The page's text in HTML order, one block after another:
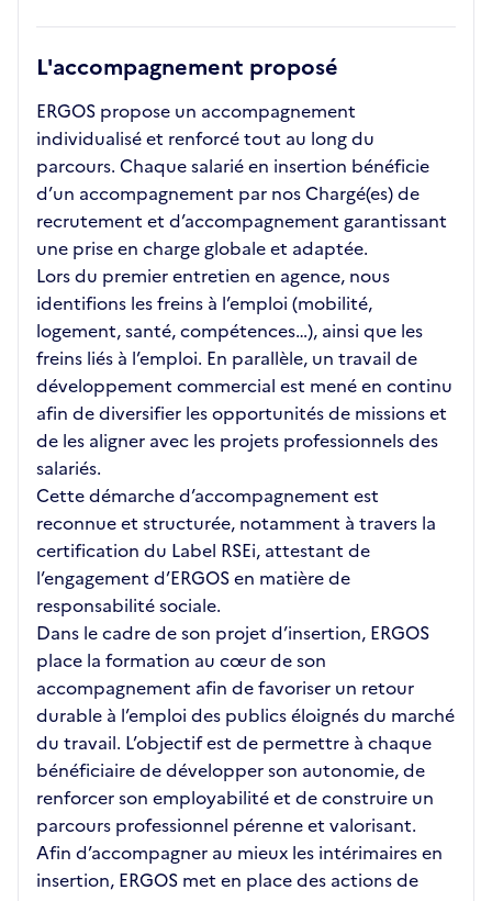
L'accompagnement proposé
ERGOS propose un accompagnement
individualisé et renforcé tout au long du
parcours. Chaque salarié en insertion bénéficie
d’un accompagnement par nos Chargé(es) de
recrutement et d’accompagnement garantissant
une prise en charge globale et adaptée.
Lors du premier entretien en agence, nous
identifions les freins à l’emploi (mobilité,
logement, santé, compétences…), ainsi que les
freins liés à l’emploi. En parallèle, un travail de
développement commercial est mené en continu
afin de diversifier les opportunités de missions et
de les aligner avec les projets professionnels des
salariés.
Cette démarche d’accompagnement est
reconnue et structurée, notamment à travers la
certification du Label RSEi, attestant de
l’engagement d’ERGOS en matière de
responsabilité sociale.
Dans le cadre de son projet d’insertion, ERGOS
place la formation au cœur de son
accompagnement afin de favoriser un retour
durable à l’emploi des publics éloignés du marché
du travail. L’objectif est de permettre à chaque
bénéficiaire de développer son autonomie, de
renforcer son employabilité et de construire un
parcours professionnel pérenne et valorisant.
Afin d’accompagner au mieux les intérimaires en
insertion, ERGOS met en place des actions de